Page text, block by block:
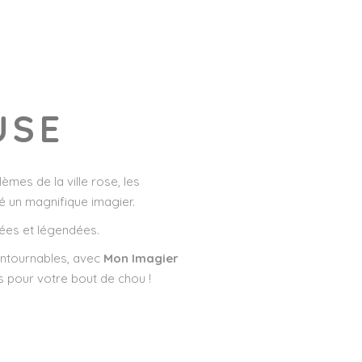
de la ville rose, les
un magnifique imagier.
et légendées.
avec Mon Imagier
pour votre bout de chou !